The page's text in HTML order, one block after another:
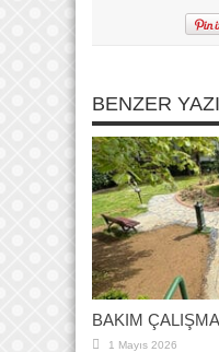
BENZER
BAKIM
1 Mayıs 2026